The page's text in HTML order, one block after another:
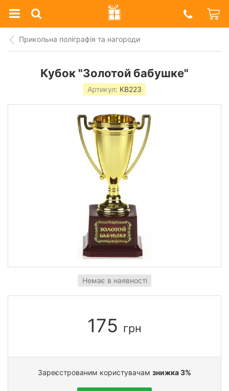
Prazdnik
Shop
Прикольна поліграфія та нагороди
Кубок "Золотой бабушке"
Артикул: KB223
Немає в наявності
175 грн
Зареєстрованим користувачам знижка 3%